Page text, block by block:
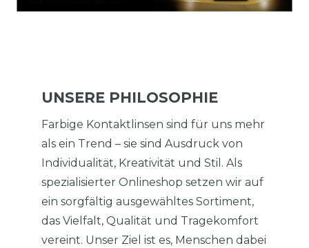
UNSERE PHILOSOPHIE
Farbige Kontaktlinsen sind für uns mehr
als ein Trend – sie sind Ausdruck von
Individualität, Kreativität und Stil. Als
spezialisierter Onlineshop setzen wir auf
ein sorgfältig ausgewähltes Sortiment,
das Vielfalt, Qualität und Tragekomfort
vereint. Unser Ziel ist es, Menschen dabei